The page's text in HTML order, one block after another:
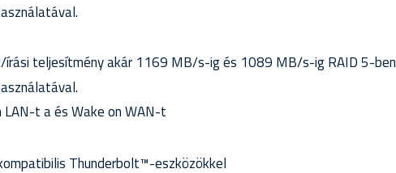
írási teljesítmény akár 1169 MB/s-ig és 1089 MB/s-ig RAID 5-ben
LAN-t a és Wake on WAN-t
Thunderbolt™-eszközökkel